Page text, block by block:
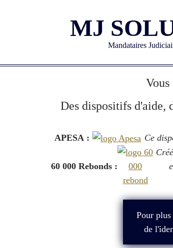
MJ
Mandataires
Des dispositifs d'aide,
APESA : Ce
60 000 Rebonds :
Pour
de